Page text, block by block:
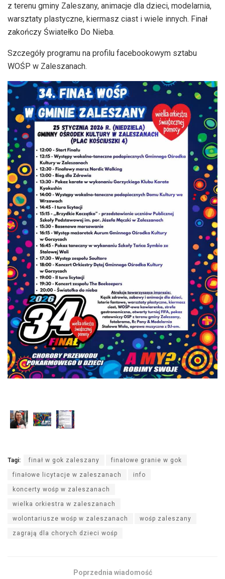
z terenu gminy Zaleszany, animacje dla dzieci, modelarnia,
warsztaty plastyczne, kiermasz ciast i wiele innych. Finał
zakończy Światełko Do Nieba.
Szczegóły programu na profilu facebookowym sztabu
WOŚP w Zaleszanach.
Tagi: finał w gok zaleszany finałowe granie w gok
finałowe licytacje w zaleszanach info
koncerty wośp w zaleszanach
wielka orkiestra w zaleszanach
wolontariusze wośp w zaleszanach wośp zaleszany
zagrają dla chorych dzieci wośp
Poprzednia wiadomość